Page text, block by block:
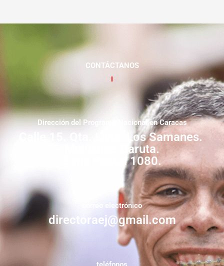
CONTÁCTANOS
Dirección del Programa Nacional en Caracas
Calle 15. Qta. Livia. Los Samanes.
Municipio Baruta.
Zona Postal 1080.
correo electrónico
directoraej@gmail.com